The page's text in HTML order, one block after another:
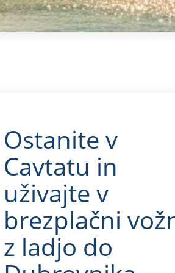
Ostanite v
Cavtatu in
uživajte v
brezplačni
z ladjo do